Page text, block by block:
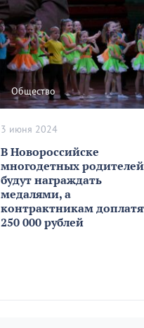
Общество
В Новороссийске
многодетных родителей
будут награждать
медалями, а
контрактникам
250 000 рублей
3 июня 2024